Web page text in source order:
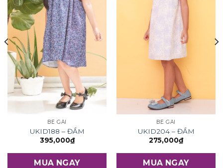
BÉ GÁI
UKID188 – ĐẦM
395,000₫
MUA NGAY
BÉ GÁI
UKID204 – ĐẦM
275,000₫
MUA NGAY